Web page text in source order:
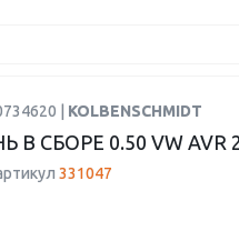
| KOLBENSCHMIDT
В СБОРЕ 0.50 VW AVR
331047